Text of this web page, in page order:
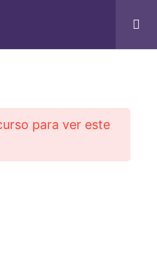
para ver este